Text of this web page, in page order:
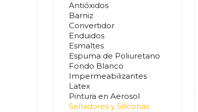
Antióxidos
Barniz
Convertidor
Enduidos
Esmaltes
Espuma de Poliuretano
Fondo Blanco
Impermeabilizantes
Latex
Pintura en Aerosol
Selladores y Siliconas